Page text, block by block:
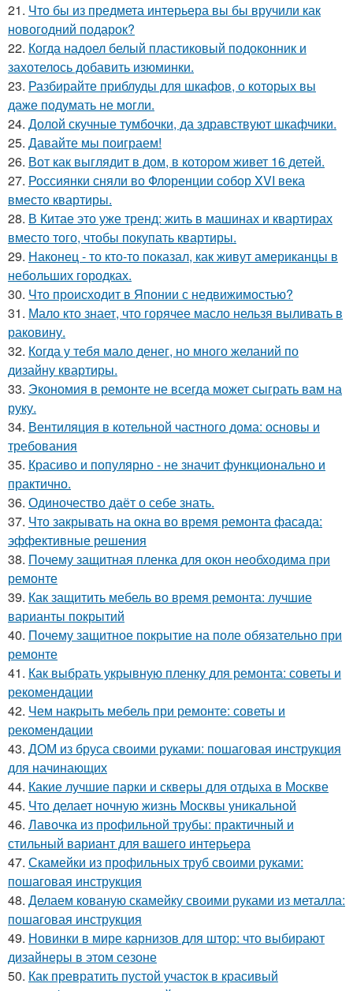
21. Что бы из предмета интерьера вы бы вручили как
новогодний подарок?
22. Когда надоел белый пластиковый подоконник и
захотелось добавить изюминки.
23. Разбирайте приблуды для шкафов, о которых вы
даже подумать не могли.
24. Долой скучные тумбочки, да здравствуют шкафчики.
25. Давайте мы поиграем!
26. Вот как выглядит в дом, в котором живет 16 детей.
27. Россиянки сняли во Флоренции собор XVI века
вместо квартиры.
28. В Китае это уже тренд: жить в машинах и квартирах
вместо того, чтобы покупать квартиры.
29. Наконец - то кто-то показал, как живут американцы в
небольших городках.
30. Что происходит в Японии с недвижимостью?
31. Мало кто знает, что горячее масло нельзя выливать в
раковину.
32. Когда у тебя мало денег, но много желаний по
дизайну квартиры.
33. Экономия в ремонте не всегда может сыграть вам на
руку.
34. Вентиляция в котельной частного дома: основы и
требования
35. Красиво и популярно - не значит функционально и
практично.
36. Одиночество даёт о себе знать.
37. Что закрывать на окна во время ремонта фасада:
эффективные решения
38. Почему защитная пленка для окон необходима при
ремонте
39. Как защитить мебель во время ремонта: лучшие
варианты покрытий
40. Почему защитное покрытие на поле обязательно при
ремонте
41. Как выбрать укрывную пленку для ремонта: советы и
рекомендации
42. Чем накрыть мебель при ремонте: советы и
рекомендации
43. ДОМ из бруса своими руками: пошаговая инструкция
для начинающих
44. Какие лучшие парки и скверы для отдыха в Москве
45. Что делает ночную жизнь Москвы уникальной
46. Лавочка из профильной трубы: практичный и
стильный вариант для вашего интерьера
47. Скамейки из профильных труб своими руками:
пошаговая инструкция
48. Делаем кованую скамейку своими руками из металла:
пошаговая инструкция
49. Новинки в мире карнизов для штор: что выбирают
дизайнеры в этом сезоне
50. Как превратить пустой участок в красивый